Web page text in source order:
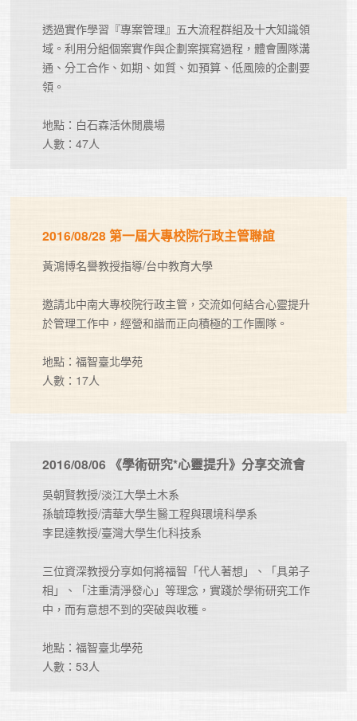
透過實作學習『專案管理』五大流程群組及十大知識領
域。利用分組個案實作與企劃案撰寫過程，體會團隊溝
通、分工合作、如期、如質、如預算、低風險的企劃要
領。
地點：白石森活休閒農場
人數：47人
2016/08/28 第一屆大專校院行政主管聯誼
黃鴻博名譽教授指導/台中教育大學
邀請北中南大專校院行政主管，交流如何結合心靈提升
於管理工作中，經營和諧而正向積極的工作團隊。
地點：福智臺北學苑
人數：17人
2016/08/06 《學術研究*心靈提升》分享交流會
吳朝賢教授/淡江大學土木系
孫毓璋教授/清華大學生醫工程與環境科學系
李昆達教授/臺灣大學生化科技系
三位資深教授分享如何將福智「代人著想」、「具弟子
相」、「注重清淨發心」等理念，實踐於學術研究工作
中，而有意想不到的突破與收穫。
地點：福智臺北學苑
人數：53人